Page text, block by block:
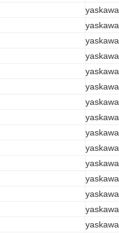
yaskawa
yaskawa
yaskawa
yaskawa
yaskawa
yaskawa
yaskawa
yaskawa
yaskawa
yaskawa
yaskawa
yaskawa
yaskawa
yaskawa
yaskawa